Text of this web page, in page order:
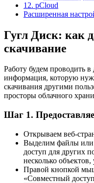
12. pCloud
Расширенная
Гугл Диск: как
скачивание
Работу будем проводить в
информация, которую
скачивания другими
просторы облачного
Шаг 1.
Открываем веб-
Выделим файлы или
доступ для других
несколько
Правой кнопкой
«Совместный